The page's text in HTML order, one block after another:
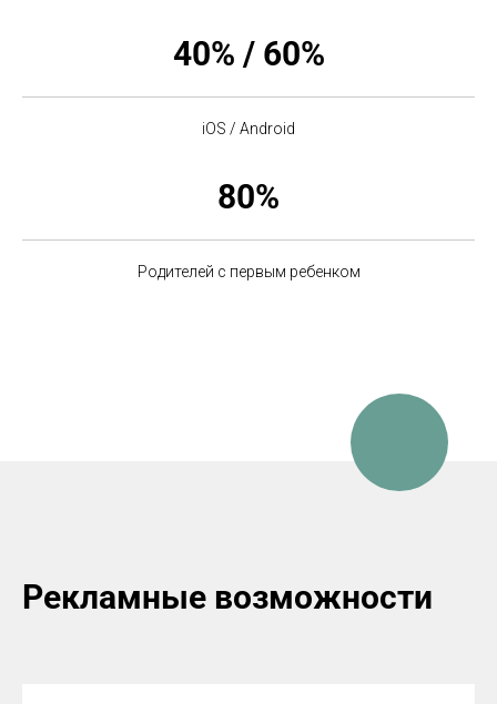
40% / 60%
iOS / Android
80%
Родителей с первым ребенком
Рекламные возможности